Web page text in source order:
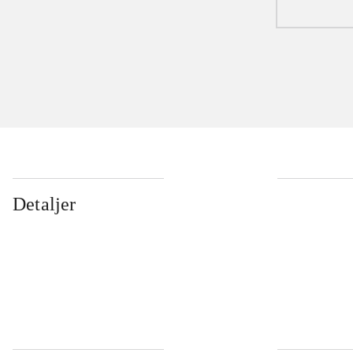
Detaljer